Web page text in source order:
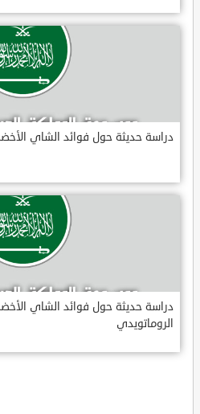
دراسة حديثة حول فوائد الشاي
دراسة حديثة حول فوائد الشاي
الروماتويدي